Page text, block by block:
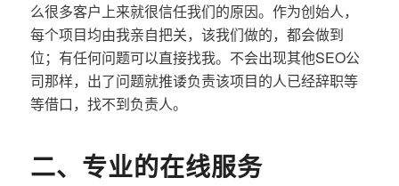
么很多客户上来就很信任我们的原因。作为创始人，
每个项目均由我亲自把关，该我们做的，都会做到
位；有任何问题可以直接找我。不会出现其他SEO公
司那样，出了问题就推诿负责该项目的人已经辞职等
等借口，找不到负责人。
二、专业的在线服务